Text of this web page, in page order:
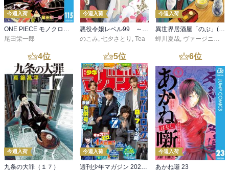
今週入荷
ONE PIECE モノクロ版 115
尾田栄一郎
今週入荷
悪役令嬢レベル99 ～私は裏ボスですが魔王ではありません～ その６
のこみ, 七夕さとり , Tea
今週入荷
異世界居酒屋「のぶ」(22)
蝉川夏哉, ヴァージニア二等兵
4位
今週入荷
九条の大罪（１７）
5位
今週入荷
6位
今週入荷
あかね噺 23